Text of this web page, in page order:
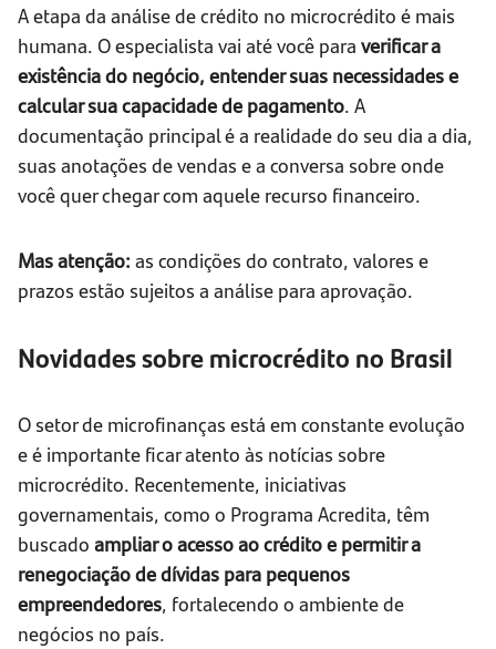
A etapa da análise de crédito no microcrédito é mais
humana. O especialista vai até você para verificar a
existência do negócio, entender suas necessidades e
calcular sua capacidade de pagamento. A
documentação principal é a realidade do seu dia a dia,
suas anotações de vendas e a conversa sobre onde
você quer chegar com aquele recurso financeiro.
Mas atenção: as condições do contrato, valores e
prazos estão sujeitos a análise para aprovação.
Novidades sobre microcrédito no Brasil
O setor de microfinanças está em constante evolução
e é importante ficar atento às notícias sobre
microcrédito. Recentemente, iniciativas
governamentais, como o Programa Acredita, têm
buscado ampliar o acesso ao crédito e permitir a
renegociação de dívidas para pequenos
empreendedores, fortalecendo o ambiente de
negócios no país.